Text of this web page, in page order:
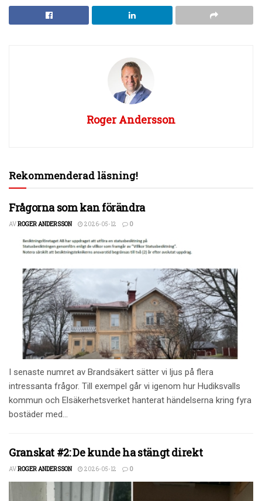
Roger Andersson
Rekommenderad läsning!
Frågorna som kan förändra
AVROGER ANDERSSON 2026-05-12 0
I senaste numret av Brandsäkert sätter vi ljus på flera
intressanta frågor. Till exempel går vi igenom hur Hudiksvalls
kommun och Elsäkerhetsverket hanterat händelserna kring fyra
bostäder med...
Granskat #2: De kunde ha stängt direkt
AVROGER ANDERSSON 2026-05-12 0